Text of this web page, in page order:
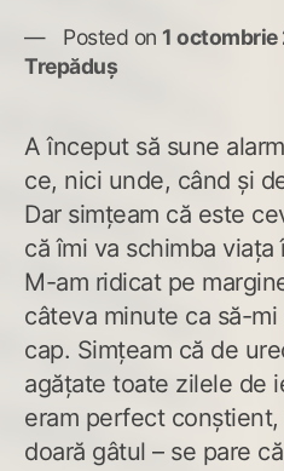
Posted on 1 octombrie
Trepăduș
A început să sune
ce, nici unde, când și
Dar simțeam că este
că îmi va schimba
M-am ridicat pe
câteva minute ca să-
cap. Simțeam că de
agățate toate zilele de
eram perfect
doară gâtul – se pare